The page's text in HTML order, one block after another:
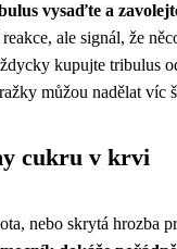
vysaďte a
ale signál, že
kupujte tribulus
můžou nadělat víc
cukru v krvi
nebo skrytá hrozba